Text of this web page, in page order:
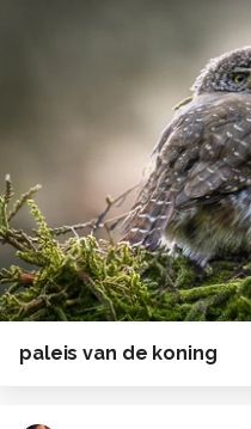
paleis van de koning